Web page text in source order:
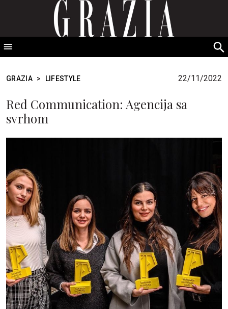
GRAZIA Srbija
GRAZIA > LIFESTYLE 22/11/2022
Red Communication: Agencija sa
svrhom